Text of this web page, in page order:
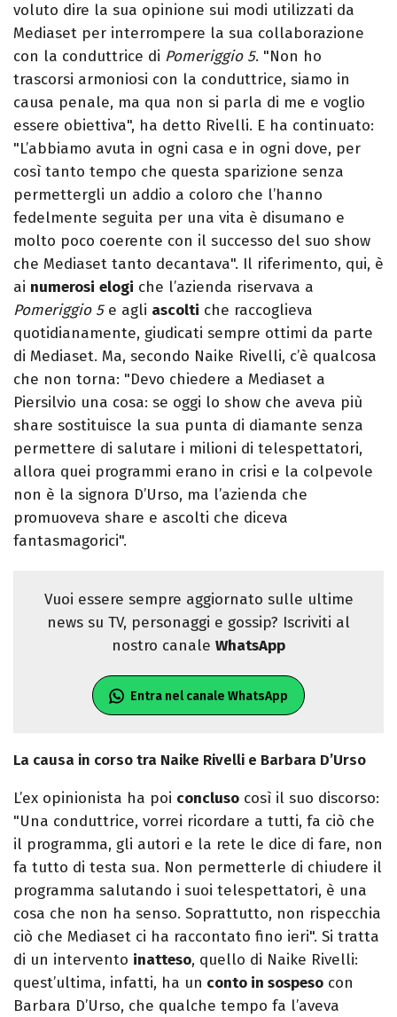
voluto dire la sua opinione sui modi utilizzati da
Mediaset per interrompere la sua collaborazione
con la conduttrice di Pomeriggio 5. "Non ho
trascorsi armoniosi con la conduttrice, siamo in
causa penale, ma qua non si parla di me e voglio
essere obiettiva", ha detto Rivelli. E ha continuato:
"L’abbiamo avuta in ogni casa e in ogni dove, per
così tanto tempo che questa sparizione senza
permettergli un addio a coloro che l’hanno
fedelmente seguita per una vita è disumano e
molto poco coerente con il successo del suo show
che Mediaset tanto decantava". Il riferimento, qui, è
ai numerosi elogi che l’azienda riservava a
Pomeriggio 5e agli ascolti che raccoglieva
quotidianamente, giudicati sempre ottimi da parte
di Mediaset. Ma, secondo Naike Rivelli, c’è qualcosa
che non torna: "Devo chiedere a Mediaset a
Piersilvio una cosa: se oggi lo show che aveva più
share sostituisce la sua punta di diamante senza
permettere di salutare i milioni di telespettatori,
allora quei programmi erano in crisi e la colpevole
non è la signora D’Urso, ma l’azienda che
promuoveva share e ascolti che diceva
fantasmagorici".
Vuoi essere sempre aggiornato sulle ultime
news su TV, personaggi e gossip? Iscriviti al
nostro canale WhatsApp
Entra nel canale WhatsApp
La causa in corso tra Naike Rivelli e Barbara D’Urso
L’ex opinionista ha poi concluso così il suo discorso:
"Una conduttrice, vorrei ricordare a tutti, fa ciò che
il programma, gli autori e la rete le dice di fare, non
fa tutto di testa sua. Non permetterle di chiudere il
programma salutando i suoi telespettatori, è una
cosa che non ha senso. Soprattutto, non rispecchia
ciò che Mediaset ci ha raccontato fino ieri". Si tratta
di un intervento inatteso, quello di Naike Rivelli:
quest’ultima, infatti, ha un conto in sospeso con
Barbara D’Urso, che qualche tempo fa l’aveva